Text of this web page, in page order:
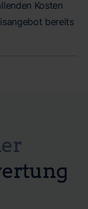
Kosten
bereits